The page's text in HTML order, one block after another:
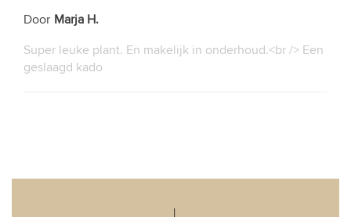
Door Marja H.
Super leuke plant. En makelijk in onderhoud.<br /> Een
geslaagd kado